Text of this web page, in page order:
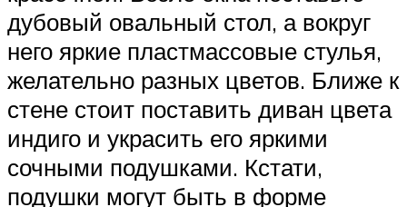
дубовый овальный стол, а вокруг
него яркие пластмассовые стулья,
желательно разных цветов. Ближе к
стене стоит поставить диван цвета
индиго и украсить его яркими
сочными подушками. Кстати,
подушки могут быть в форме